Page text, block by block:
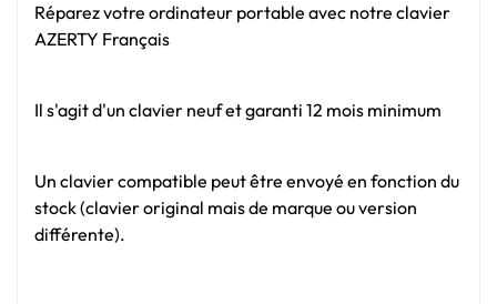
Réparez votre ordinateur portable avec notre clavier
AZERTY Français
Il s'agit d'un clavier neuf et garanti 12 mois minimum
Un clavier compatible peut être envoyé en fonction du
stock (clavier original mais de marque ou version
différente).